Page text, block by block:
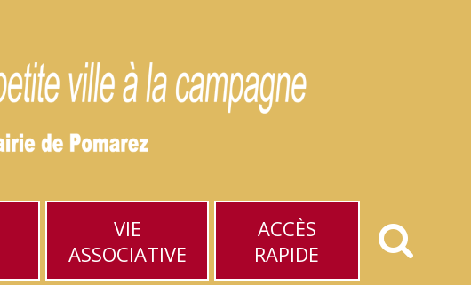
VIE
ASSOCIATIVE
ACCÈS
RAPIDE